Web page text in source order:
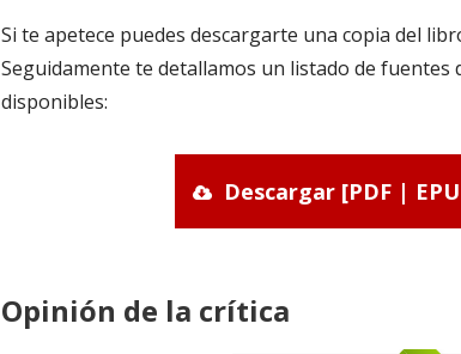
Si te apetece puedes descargarte una copia del
Seguidamente te detallamos un listado de fuentes
disponibles:
Descargar [PDF |
Opinión de la crítica